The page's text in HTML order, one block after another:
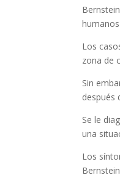
Los
zona de
Sin
después
Se le
una
Los